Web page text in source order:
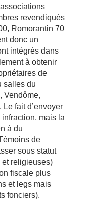
revendiqués
Romorantin 70
donc un
intégrés dans
à obtenir
de
salles du
Vendôme,
fait d’envoyer
mais la
à du
de
sous statut
et religieuses)
fiscale plus
et legs mais
fonciers).